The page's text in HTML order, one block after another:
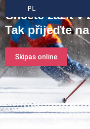
PL
Chcete zažít v
Tak přijeďte
Skipas online